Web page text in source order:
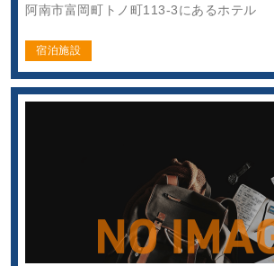
阿南市富岡町トノ町113-3にあるホテル
宿泊施設